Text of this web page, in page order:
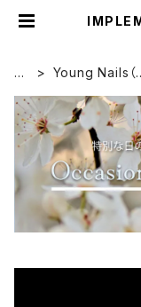
H
M
E
Young Nails（